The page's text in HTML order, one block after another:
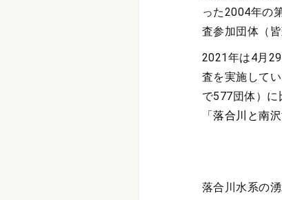
った2004年の
査参加団体（
2021年は4月
査を実施して
で577団体）
「落合川と南
落合川水系の